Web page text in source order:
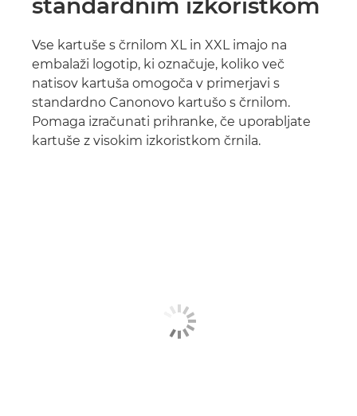
standardnim izkoristkom
Vse kartuše s črnilom XL in XXL imajo na
embalaži logotip, ki označuje, koliko več
natisov kartuša omogoča v primerjavi s
standardno Canonovo kartušo s črnilom.
Pomaga izračunati prihranke, če uporabljate
kartuše z visokim izkoristkom črnila.